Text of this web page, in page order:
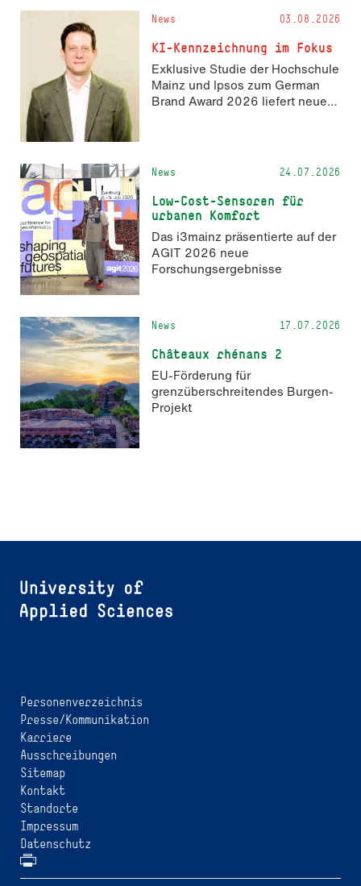
und 14. November 2026 den
Hackathon hack4GDI_DE an der
Hochschule Mainz aus. Die
Anmeldung ist geöffnet und bis
zum 2. Oktober 2026 möglich.
News 03.08.2026
KI-Kennzeichnung im Fokus
Exklusive Studie der Hochschule
Mainz und Ipsos zum German
Brand Award 2026 liefert neue
News 24.07.2026
Low-Cost-Sensoren für
urbanen Komfort
Das i3mainz präsentierte auf der
AGIT 2026 neue
Forschungsergebnisse
News 17.07.2026
Châteaux rhénans 2
EU-Förderung für
grenzüberschreitendes Burgen-
Projekt
Personenverzeichnis
Presse/Kommunikation
Karriere
Ausschreibungen
Sitemap
Kontakt
Standorte
Impressum
Datenschutz